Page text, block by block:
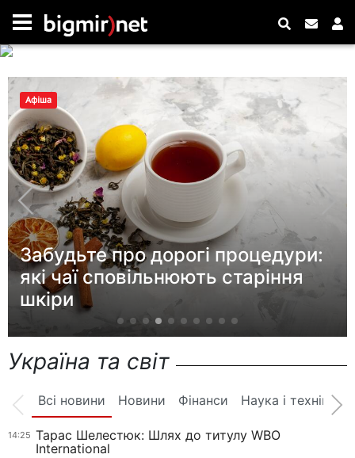
Афіша
Ефект «лялькових вій» за
секунди: вірусний трюк із
бальзамом для губ
Україна та світ
Всі новини Новини Фінанси Наука і техніка
14:25 Тарас Шелестюк: Шлях до титулу WBO
International